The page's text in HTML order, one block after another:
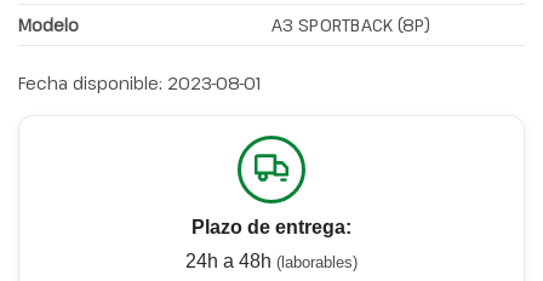
Modelo
A3 SPORTBACK (8P)
Fecha disponible: 2023-08-01
Plazo de entrega:
24h a 48h (laborables)